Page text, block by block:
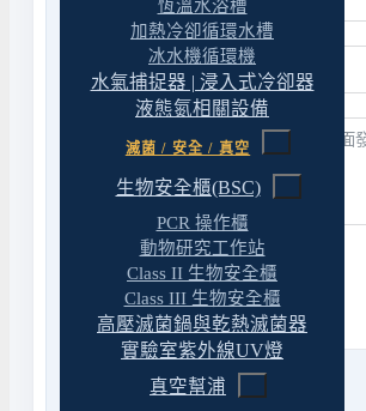
恆溫水浴槽
加熱冷卻循環水槽
冰水機循環機
水氣捕捉器 | 浸入式冷卻器
液態氮相關設備
滅菌 / 安全 / 真空
生物安全櫃(BSC)
PCR 操作櫃
動物研究工作站
Class II 生物安全櫃
Class III 生物安全櫃
高壓滅菌鍋與乾熱滅菌器
實驗室紫外線UV燈
真空幫浦
送出表單